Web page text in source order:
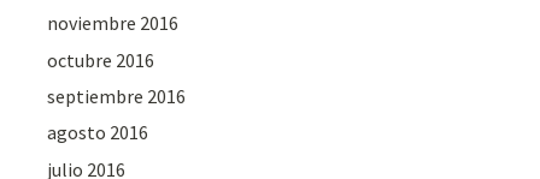
noviembre 2016
octubre 2016
septiembre 2016
agosto 2016
julio 2016